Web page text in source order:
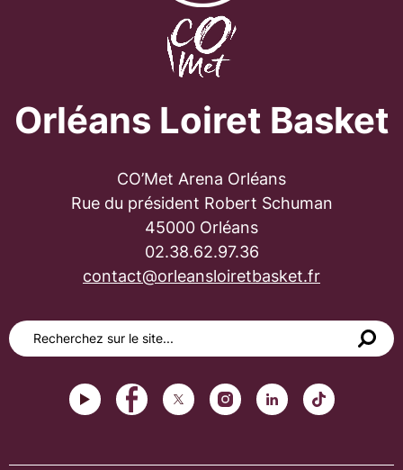
Orléans Loiret Basket
CO’Met Arena Orléans
Rue du président Robert Schuman
45000 Orléans
02.38.62.97.36
contact@orleansloiretbasket.fr